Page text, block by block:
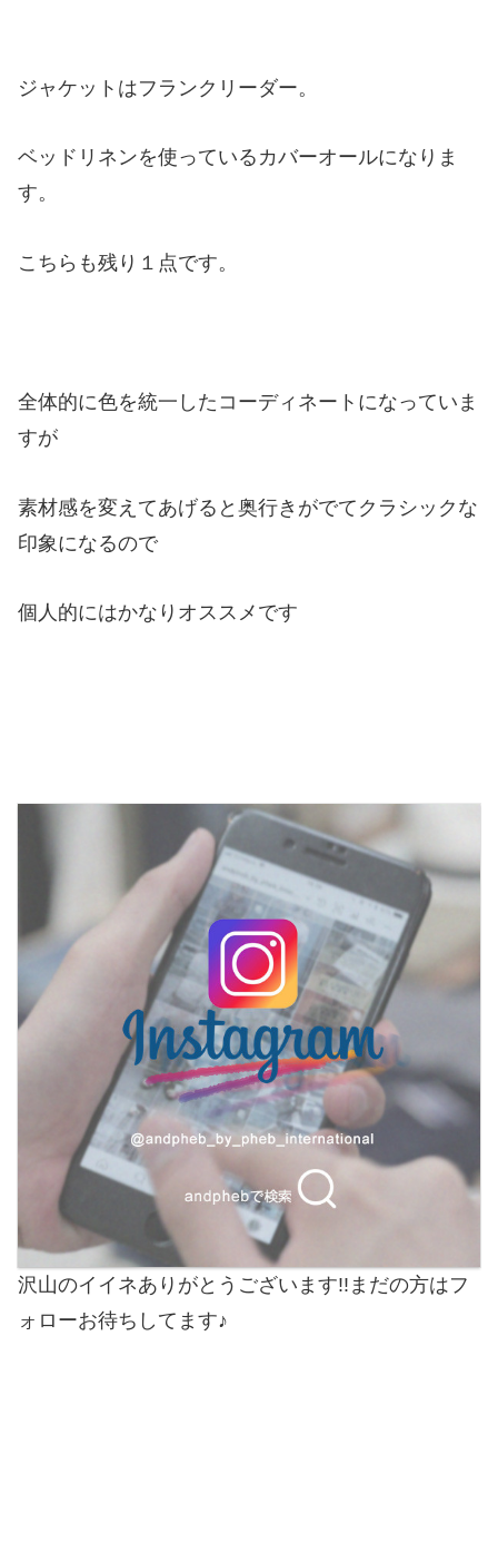
ジャケットはフランクリーダー。
ベッドリネンを使っているカバーオールになりま
す。
こちらも残り１点です。
全体的に色を統一したコーディネートになっていま
すが
素材感を変えてあげると奥行きがでてクラシックな
印象になるので
個人的にはかなりオススメです
沢山のイイネありがとうございます!!まだの方はフ
ォローお待ちしてます♪